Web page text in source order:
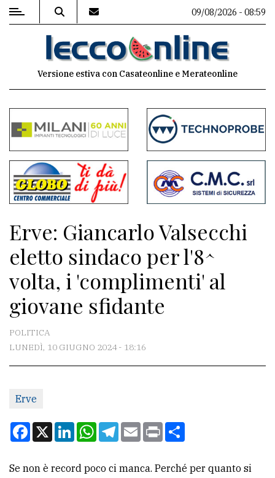
MENU
commenti
Contenuti
del
sito
Meteo
CONTATTI
La
Scrivici
tua
pubblicità
CERCA
09/08/2026 - 08:59
Versione estiva con Casateonline e Merateonline
Erve: Giancarlo Valsecchi
eletto sindaco per l'8^
volta, i 'complimenti' al
giovane sfidante
POLITICA
LUNEDÌ, 10 GIUGNO 2024 - 18:16
Erve
Facebook
X LinkedInWhatsApp
Telegram
EmailPrint
Se non è record poco ci manca. Perché per quanto si